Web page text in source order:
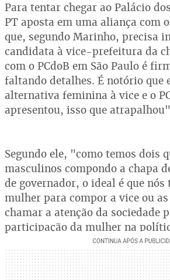
Para tentar chegar ao Palácio
PT aposta em uma aliança com
que, segundo Marinho, precisa
candidata à vice-prefeitura da
com o PCdoB em São Paulo é
faltando detalhes. É notório que
alternativa feminina à vice e o
apresentou, isso que
Segundo ele, "como temos dois
masculinos compondo a chapa
de governador, o ideal é que nós
mulher para compor a vice ou
chamar a atenção da sociedade
participação da mulher na